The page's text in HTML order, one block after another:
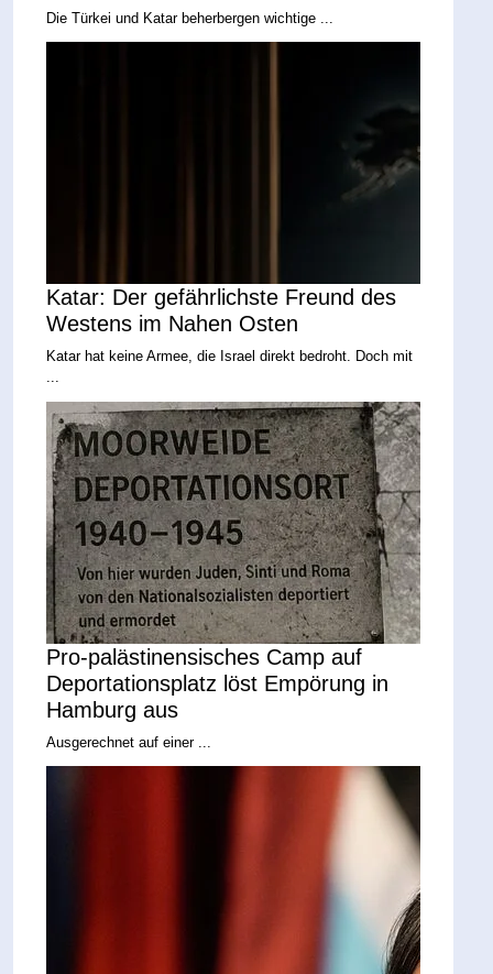
Die Türkei und Katar beherbergen wichtige ...
Katar: Der gefährlichste Freund des
Westens im Nahen Osten
Katar hat keine Armee, die Israel direkt bedroht. Doch mit
...
Pro-palästinensisches Camp auf
Deportationsplatz löst Empörung in
Hamburg aus
Ausgerechnet auf einer ...